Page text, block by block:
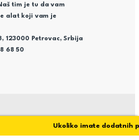
tim je tu da vam
alat koji vam je
123000 Petrovac, Srbija
68 50
Ukoliko imate dodatnih